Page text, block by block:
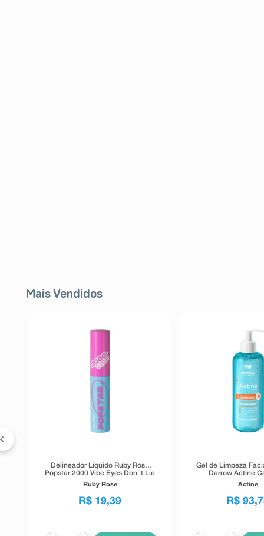
Mais Vendidos
Delineador Líquido Ruby Rose
Popstar 2000 Vibe Eyes Don' t Lie
Preto 5,5g
Ruby Rose
R$ 19,39
Gel de Limpeza
Darrow Actine
Tolerância
Actine
R$ 93,